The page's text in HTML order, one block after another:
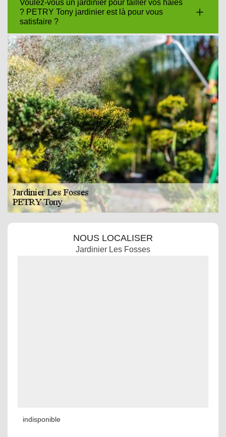
Voulez-vous un jardinier pour tailler vos haies
? PETRY Tony jardinier est là pour vous
satisfaire ?
NOUS LOCALISER
Jardinier Les Fosses
indisponible